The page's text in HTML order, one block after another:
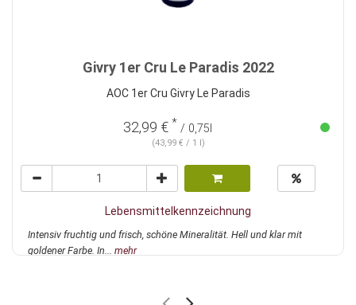
Givry 1er Cru Le Paradis 2022
AOC 1er Cru Givry Le Paradis
32,99 € * / 0,75l
(43,99 € / 1 l)
Lebensmittelkennzeichnung
Intensiv fruchtig und frisch, schöne Mineralität. Hell und klar mit
goldener Farbe. In... mehr